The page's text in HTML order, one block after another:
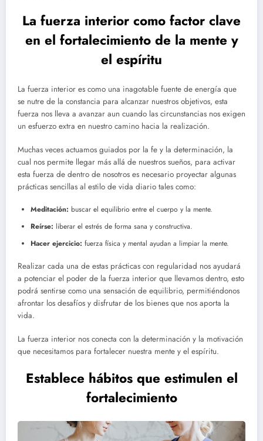
La fuerza interior como factor clave
en el fortalecimiento de la mente y
el espíritu
La fuerza interior es como una inagotable fuente de energía que
se nutre de la constancia para alcanzar nuestros objetivos, esta
fuerza nos lleva a avanzar aun cuando las circunstancias nos exigen
un esfuerzo extra en nuestro camino hacia la realización.
Muchas veces actuamos guiados por la fe y la determinación, la
cual nos permite llegar más allá de nuestros sueños, para activar
esta fuerza de dentro de nosotros es necesario proyectar algunas
prácticas sencillas al estilo de vida diario tales como:
Meditación: buscar el equilibrio entre el cuerpo y la mente.
Reírse: liberar el estrés de forma sana y constructiva.
Hacer ejercicio: fuerza física y mental ayudan a limpiar la mente.
Realizar cada una de estas prácticas con regularidad nos ayudará
a potenciar el poder de la fuerza interior que llevamos dentro, esto
podrá sentirse como una sensación de equilibrio, permitiéndonos
afrontar los desafíos y disfrutar de los bienes que nos aporta la
vida.
La fuerza interior nos conecta con la determinación y la motivación
que necesitamos para fortalecer nuestra mente y el espíritu.
Establece hábitos que estimulen el
fortalecimiento